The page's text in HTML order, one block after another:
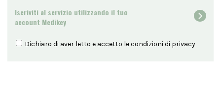
Iscriviti al servizio utilizzando il tuo
account Medikey
Dichiaro di aver letto e accetto le condizioni di privacy